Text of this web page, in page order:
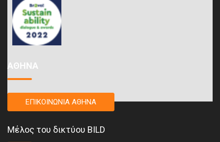
ΑΘΗΝΑ
ΕΠΙΚΟΙΝΩΝΙΑ ΑΘΗΝΑ
Μέλος του δικτύου BILD